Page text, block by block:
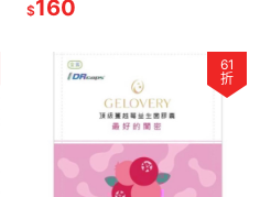
$160
61
折